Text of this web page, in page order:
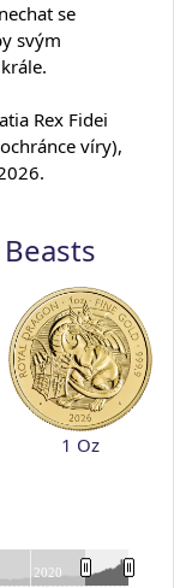
se
svým
Rex Fidei
víry),
1 Oz